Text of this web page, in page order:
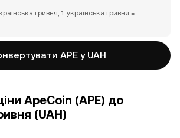
гривня, 1 українська гривня =
APE у UAH
ApeCoin (APE) до
(UAH)